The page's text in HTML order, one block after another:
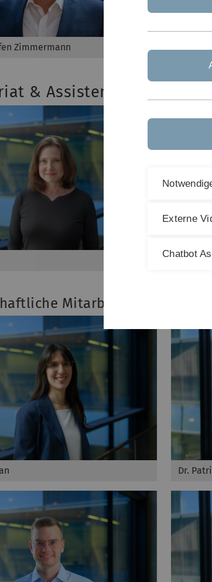
Zimmermann Prof.
& Assistenz
Mitarbeitende
Dr.
Externe
Chatbot